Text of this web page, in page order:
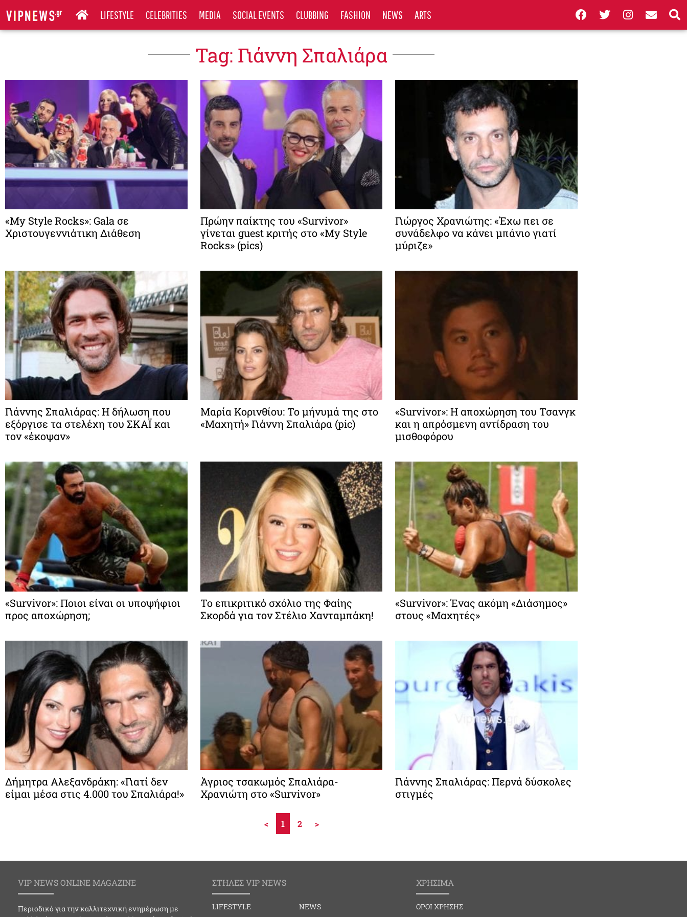
LIFESTYLE CELEBRITIES MEDIA SOCIAL EVENTS CLUBBING FASHION NEWS ARTS
Tag: Γιάννη Σπαλιάρα
«My Style Rocks»: Gala σε
Χριστουγεννιάτικη Διάθεση
Πρώην παίκτης του «Survivor»
γίνεται guest κριτής στο «My Style
Rocks» (pics)
Γιώργος Χρανιώτης: «Έχω πει σε
συνάδελφο να κάνει μπάνιο γιατί
μύριζε»
Γιάννης Σπαλιάρας: Η δήλωση που
εξόργισε τα στελέχη του ΣΚΑΪ και
τον «έκοψαν»
Mαρία Κορινθίου: Το μήνυμά της στο
«Μαχητή» Γιάννη Σπαλιάρα (pic)
«Survivor»: Η αποχώρηση του Τσανγκ
και η απρόσμενη αντίδραση του
μισθοφόρου
«Survivor»: Ποιοι είναι οι υποψήφιοι
προς αποχώρηση;
Το επικριτικό σχόλιο της Φαίης
Σκορδά για τον Στέλιο Χανταμπάκη!
«Survivor»: Ένας ακόμη «Διάσημος»
στους «Μαχητές»
Δήμητρα Αλεξανδράκη: «Γιατί δεν
είμαι μέσα στις 4.000 του Σπαλιάρα!»
Άγριος τσακωμός Σπαλιάρα-
Χρανιώτη στο «Survivor»
Γιάννης Σπαλιάρας: Περνά δύσκολες
στιγμές
< 1 2 >
VIP NEWS ONLINE MAGAZINE
Περιοδικό για την καλλιτεχνική ενημέρωση με
ΣΤΗΛΕΣ VIP NEWS
LIFESTYLE NEWS
ΧΡΗΣΙΜΑ
ΟΡΟΙ ΧΡΗΣΗΣ